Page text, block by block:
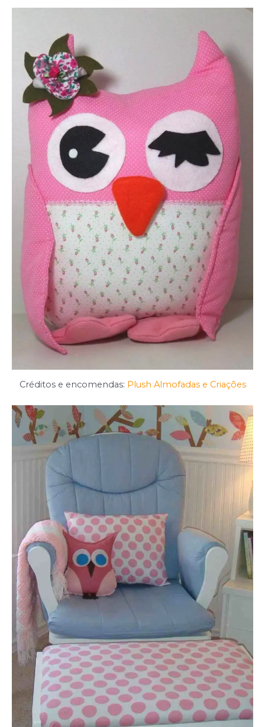
Créditos e encomendas: Plush Almofadas e Criações